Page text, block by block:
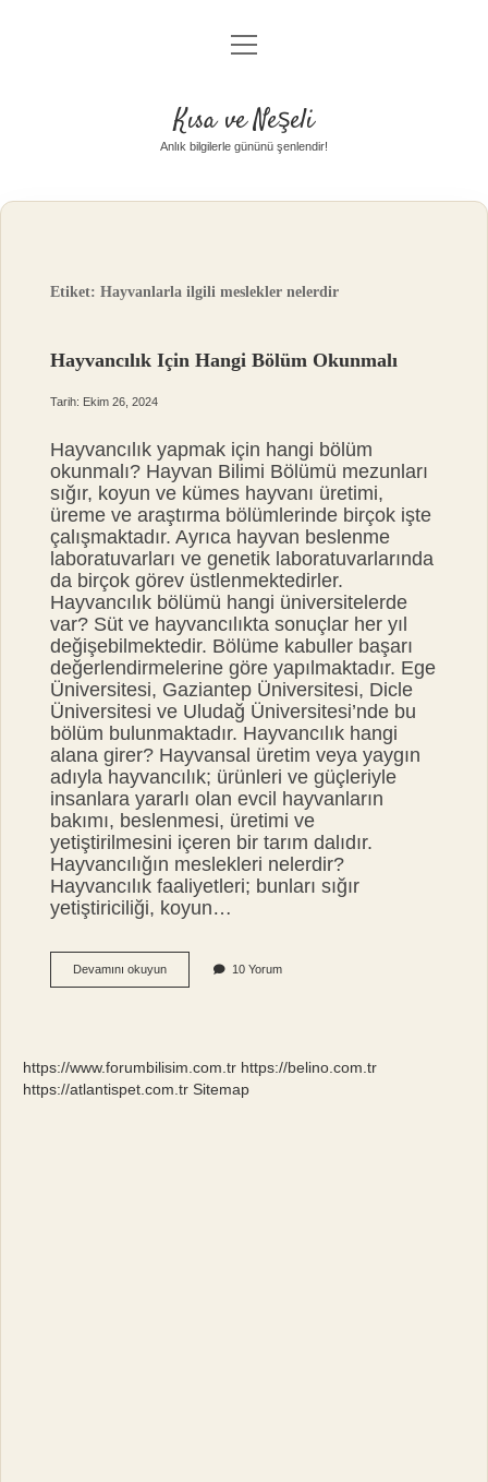
Anasayfa
Yasal Uyarı
menüyü
aç
Kısa ve Neşeli
Anlık bilgilerle gününü şenlendir!
Etiket:Hayvanlarla ilgili meslekler nelerdir
Hayvancılık Için Hangi Bölüm Okunmalı
Tarih: Ekim 26, 2024
Hayvancılık yapmak için hangi bölüm
okunmalı? Hayvan Bilimi Bölümü mezunları
sığır, koyun ve kümes hayvanı üretimi,
üreme ve araştırma bölümlerinde birçok işte
çalışmaktadır. Ayrıca hayvan beslenme
laboratuvarları ve genetik laboratuvarlarında
da birçok görev üstlenmektedirler.
Hayvancılık bölümü hangi üniversitelerde
var? Süt ve hayvancılıkta sonuçlar her yıl
değişebilmektedir. Bölüme kabuller başarı
değerlendirmelerine göre yapılmaktadır. Ege
Üniversitesi, Gaziantep Üniversitesi, Dicle
Üniversitesi ve Uludağ Üniversitesi’nde bu
bölüm bulunmaktadır. Hayvancılık hangi
alana girer? Hayvansal üretim veya yaygın
adıyla hayvancılık; ürünleri ve güçleriyle
insanlara yararlı olan evcil hayvanların
bakımı, beslenmesi, üretimi ve
yetiştirilmesini içeren bir tarım dalıdır.
Hayvancılığın meslekleri nelerdir?
Hayvancılık faaliyetleri; bunları sığır
yetiştiriciliği, koyun…
Devamını okuyunHayvancılık
Için
10 Yorum
https://www.forumbilisim.com.tr https://belino.com.tr
https://atlantispet.com.tr Sitemap